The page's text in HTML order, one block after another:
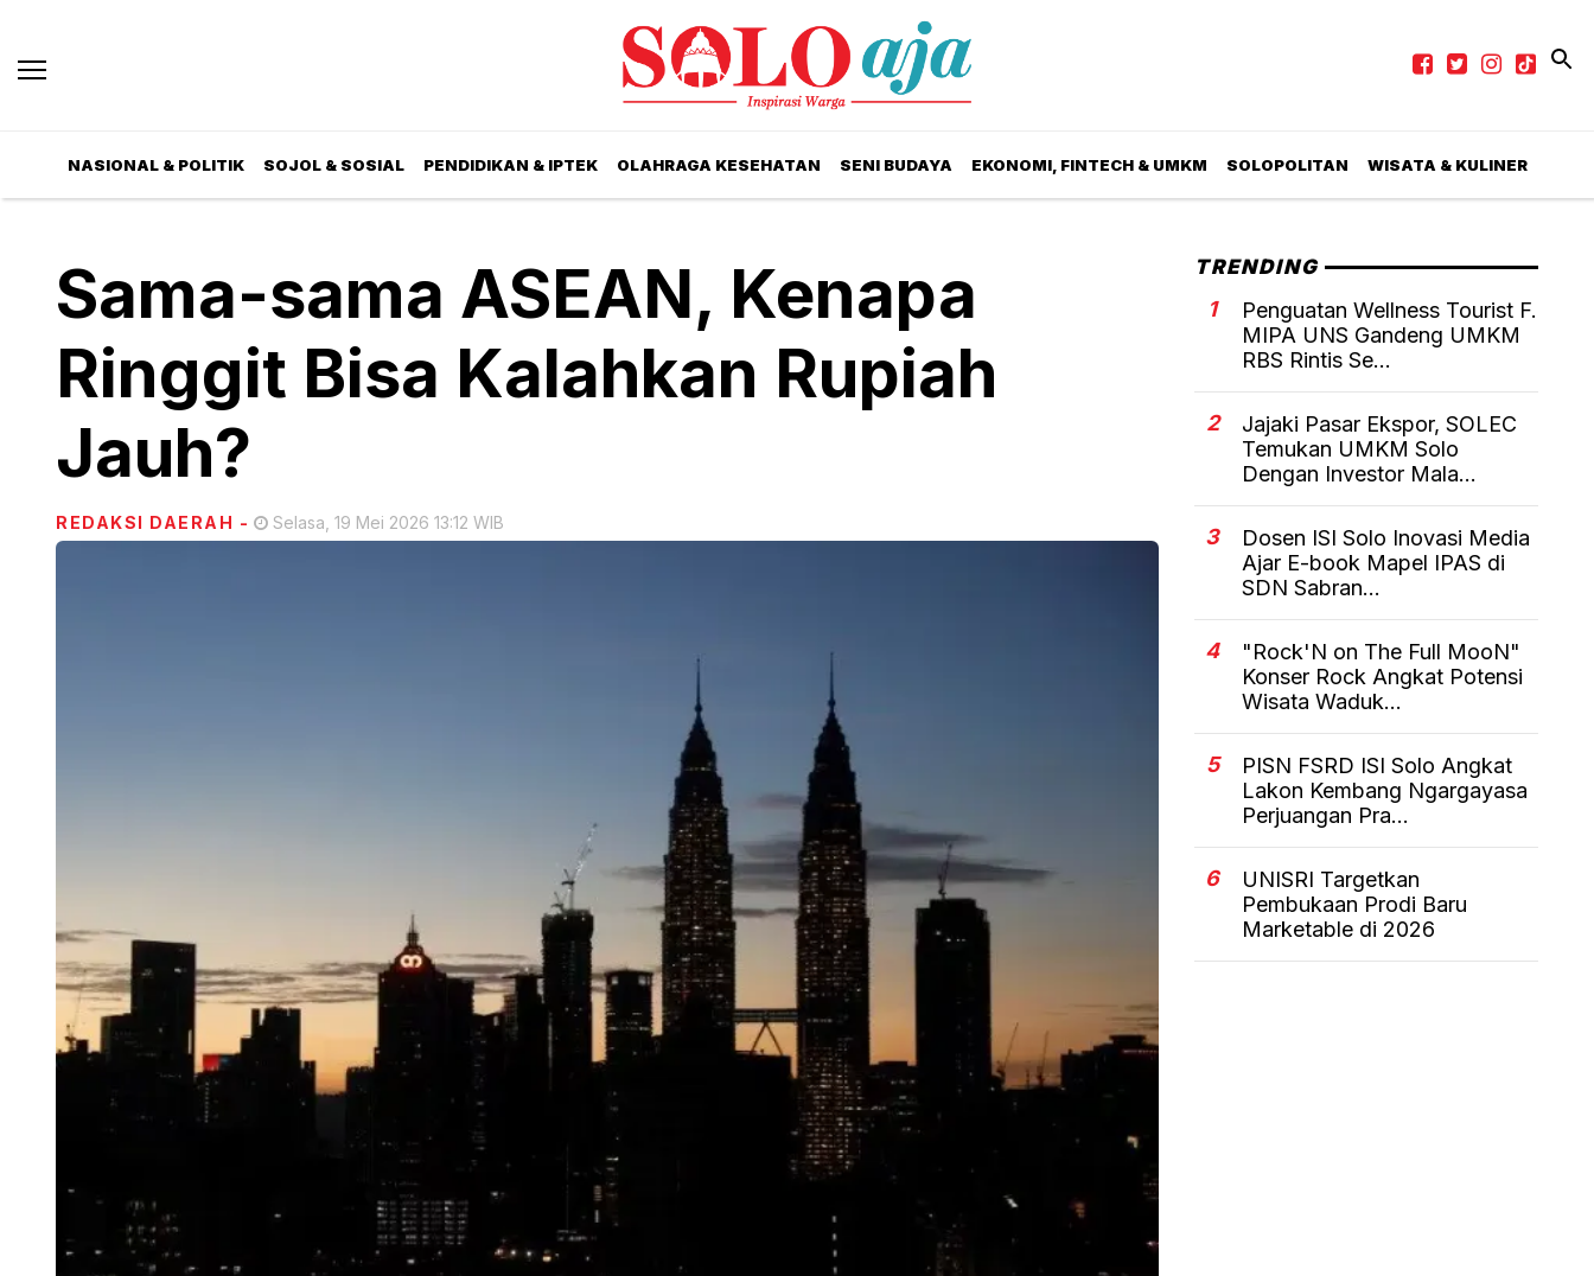
NASIONAL & POLITIK SOJOL & SOSIAL PENDIDIKAN & IPTEK OLAHRAGA KESEHATAN SENI BUDAYA EKONOMI, FINTECH & UMKM SOLOPOLITAN WISATA & KULINER
Sama-sama ASEAN, Kenapa
Ringgit Bisa Kalahkan Rupiah
Jauh?
REDAKSI DAERAH - Selasa, 19 Mei 2026 13:12 WIB
TRENDING
1
Penguatan Wellness Tourist F.
MIPA UNS Gandeng UMKM
RBS Rintis Se...
2
Jajaki Pasar Ekspor, SOLEC
Temukan UMKM Solo
Dengan Investor Mala...
3
Dosen ISI Solo Inovasi Media
Ajar E-book Mapel IPAS di
SDN Sabran...
4
"Rock'N on The Full MooN"
Konser Rock Angkat Potensi
Wisata Waduk...
5
PISN FSRD ISI Solo Angkat
Lakon Kembang Ngargayasa
Perjuangan Pra...
6
UNISRI Targetkan
Pembukaan Prodi Baru
Marketable di 2026